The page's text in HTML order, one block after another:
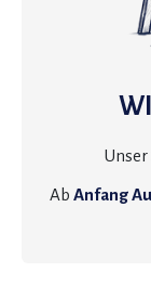
Unser
Ab Anfang